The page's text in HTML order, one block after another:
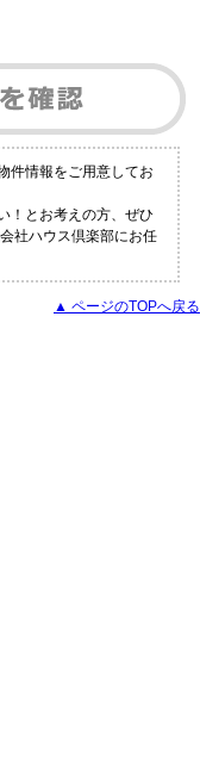
件情報をご用意してお
！とお考えの方、ぜひ
社ハウス倶楽部にお任
▲ ページのTOPへ戻る